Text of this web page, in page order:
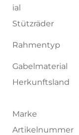
ial
Stützräder
Rahmentyp
Gabelmaterial
Herkunftsland
Marke
Artikelnummer